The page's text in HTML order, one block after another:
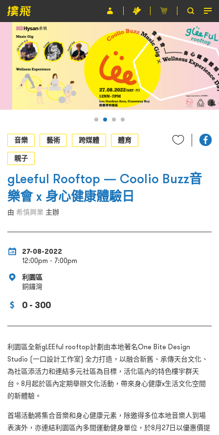
節目
主辦單位
關於撲飛
條款及細則
音樂
藝術 跨媒體 體育
親子
gLeeful Rooftop — Coolio Buzz音
樂會 x 身心健康體驗日
由 希慎興業 主辦
27-08-2022
12:00pm - 7:00pm
利園區
銅鑼灣
0 - 300
利園區全新gLEEful rooftop計劃由本地著名One Bite Design
Studio (一口設計工作室) 全力打造，以融合新舊、承傳天台文化、
為社區添活力和連結多元社區為目標，活化區內的特色樓宇群天
台。8月起於區內定期舉辦文化活動，帶來身心健康x生活文化空間
的新體驗。
首場活動將集合音樂和身心健康元素，除邀得多位本地音樂人到場
表演外，亦連結利園區內多間運動健身單位，於8月27日以優惠價提